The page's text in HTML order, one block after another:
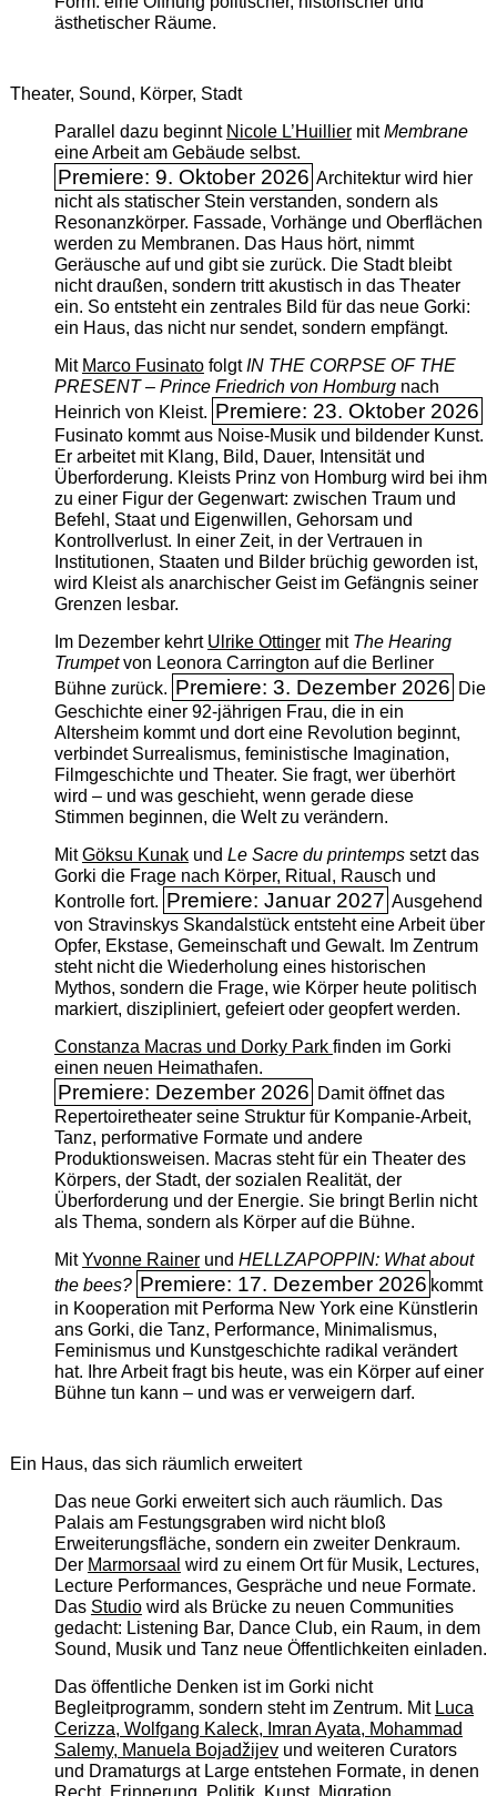
ästhetischer Räume.
Theater, Sound, Körper, Stadt
Parallel dazu beginnt Nicole L’Huilliermit ­Membrane
eine Arbeit am Gebäude selbst.
Premiere: 9. Oktober 2026 Architektur wird hier
nicht als statischer Stein verstanden, sondern als
Resonanzkörper. Fassade, Vorhänge und Oberflächen
werden zu Membranen. Das Haus hört, nimmt
Geräusche auf und gibt sie zurück. Die Stadt bleibt
nicht draußen, sondern tritt akustisch in das Theater
ein. So entsteht ein zentrales Bild für das neue Gorki:
ein Haus, das nicht nur sendet, sondern empfängt.
Mit Marco FusinatofolgtIN THE CORPSE OF THE
PRESENT – Prince Friedrich von Homburgnach
Heinrich von Kleist. Premiere: 23. Oktober 2026
Fusinato kommt aus Noise-Musik und bildender Kunst.
Er arbeitet mit Klang, Bild, Dauer, Intensität und
Überforderung. Kleists Prinz von Homburg wird bei ihm
zu einer Figur der Gegenwart: zwischen Traum und
Befehl, Staat und Eigenwillen, Gehorsam und
Kontrollverlust. In einer Zeit, in der Vertrauen in
Institutionen, Staaten und Bilder brüchig geworden ist,
wird Kleist als anarchischer Geist im Gefängnis seiner
Grenzen lesbar.
Im Dezember kehrt Ulrike Ottingermit The ­Hearing
Trumpetvon Leonora Carrington auf die Berliner
Bühne zurück. Premiere: 3. Dezember 2026 Die
Geschichte einer 92-jährigen Frau, die in ein
Altersheim kommt und dort eine Revolution beginnt,
verbindet Surrealismus, feministische Imagination,
Filmgeschichte und Theater. Sie fragt, wer überhört
wird – und was geschieht, wenn gerade diese
Stimmen beginnen, die Welt zu verändern.
MitGöksu Kunakund Le Sacre du printempssetzt das
Gorki die Frage nach Körper, Ritual, Rausch und
Kontrolle fort. Premiere: Januar 2027 Ausgehend
von Stravinskys Skandalstück entsteht eine Arbeit über
Opfer, Ekstase, Gemeinschaft und Gewalt. Im Zentrum
steht nicht die Wiederholung eines historischen
Mythos, sondern die Frage, wie Körper heute politisch
markiert, diszipliniert, gefeiert oder geopfert werden.
Constanza Macras und Dorky Park finden im Gorki
einen neuen Heimathafen.
Premiere: Dezember 2026 Damit öffnet das
Repertoiretheater seine Struktur für Kompanie-Arbeit,
Tanz, performative Formate und andere
Produktionsweisen. Macras steht für ein Theater des
Körpers, der Stadt, der sozialen Realität, der
Überforderung und der Energie. Sie bringt Berlin nicht
als Thema, sondern als Körper auf die Bühne.
MitYvonne Rainerund HELLZAPOPPIN: What about
the bees? Premiere: 17. Dezember 2026 kommt
in Kooperation mit Performa New York eine Künstlerin
ans Gorki, die Tanz, Performance, Minimalismus,
Feminismus und Kunstgeschichte radikal verändert
hat. Ihre Arbeit fragt bis heute, was ein Körper auf einer
Bühne tun kann – und was er verweigern darf.
Ein Haus, das sich räumlich erweitert
Das neue Gorki erweitert sich auch räumlich. Das
Palais am Festungsgraben wird nicht bloß
Erweiterungsfläche, sondern ein zweiter Denkraum.
Der Marmorsaal wird zu einem Ort für Musik, Lectures,
Lecture Performances, Gespräche und neue Formate.
Das Studiowird als Brücke zu neuen Communities
gedacht: Listening Bar, Dance Club, ein Raum, in dem
Sound, Musik und Tanz neue Öffentlichkeiten einladen.
Das öffentliche Denken ist im Gorki nicht
Begleitprogramm, sondern steht im Zentrum. Mit Luca
Cerizza, Wolfgang Kaleck, Imran Ayata, Mohammad
Salemy, Manuela Bojadžijevund weiteren Curators
und Dramaturgs at Large entstehen Formate, in denen
Recht, Erinnerung, Politik, Kunst, Migration,